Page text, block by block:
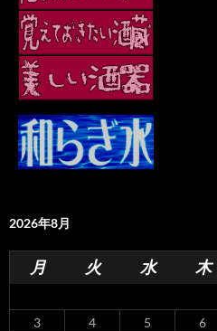
2026年8月
月 火 水 木
3
4 5 6